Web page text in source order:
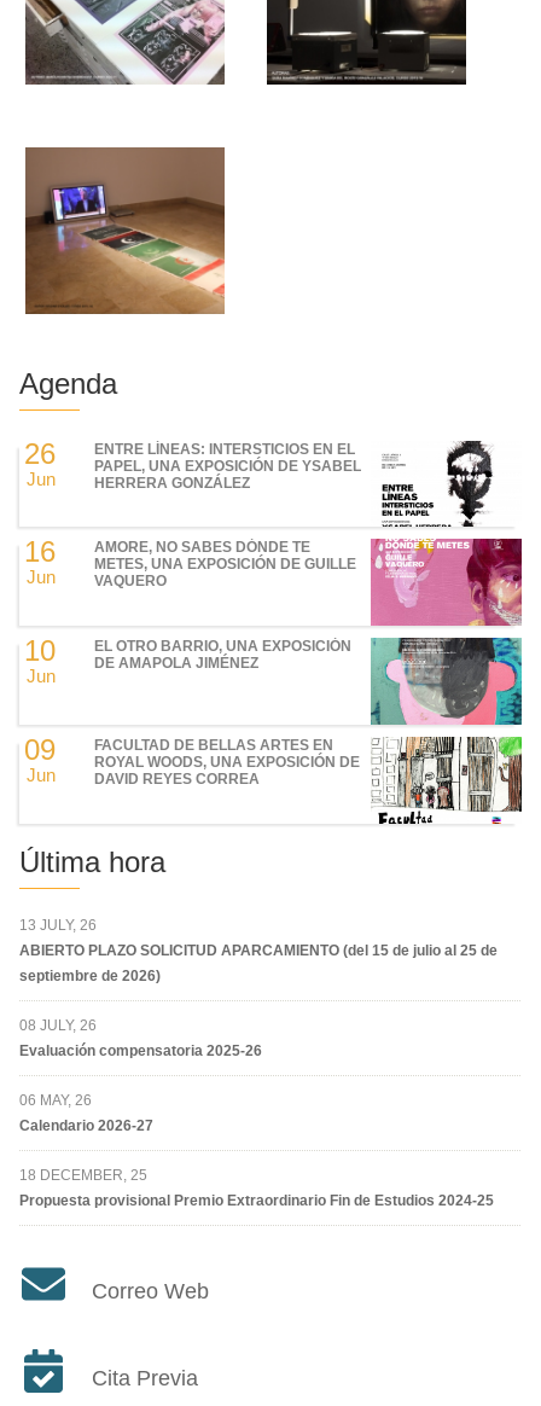
Agenda
26
Jun
ENTRE LÍNEAS: INTERSTICIOS EN EL
PAPEL, UNA EXPOSICIÓN DE YSABEL
HERRERA GONZÁLEZ
16
Jun
AMORE, NO SABES DÓNDE TE
METES, UNA EXPOSICIÓN DE GUILLE
VAQUERO
10
Jun
EL OTRO BARRIO, UNA EXPOSICIÓN
DE AMAPOLA JIMÉNEZ
09
Jun
FACULTAD DE BELLAS ARTES EN
ROYAL WOODS, UNA EXPOSICIÓN DE
DAVID REYES CORREA
Última hora
13 JULY, 26
ABIERTO PLAZO SOLICITUD APARCAMIENTO (del 15 de julio al 25 de
septiembre de 2026)
08 JULY, 26
Evaluación compensatoria 2025-26
06 MAY, 26
Calendario 2026-27
18 DECEMBER, 25
Propuesta provisional Premio Extraordinario Fin de Estudios 2024-25
Correo Web
Cita Previa